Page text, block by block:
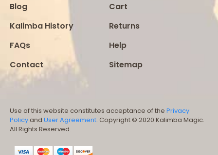
Blog
Kalimba History
FAQs
Contact
Cart
Returns
Help
Sitemap
Use of this website constitutes acceptance of the Privacy
Policy and User Agreement. Copyright © 2020 Kalimba Magic.
All Rights Reserved.